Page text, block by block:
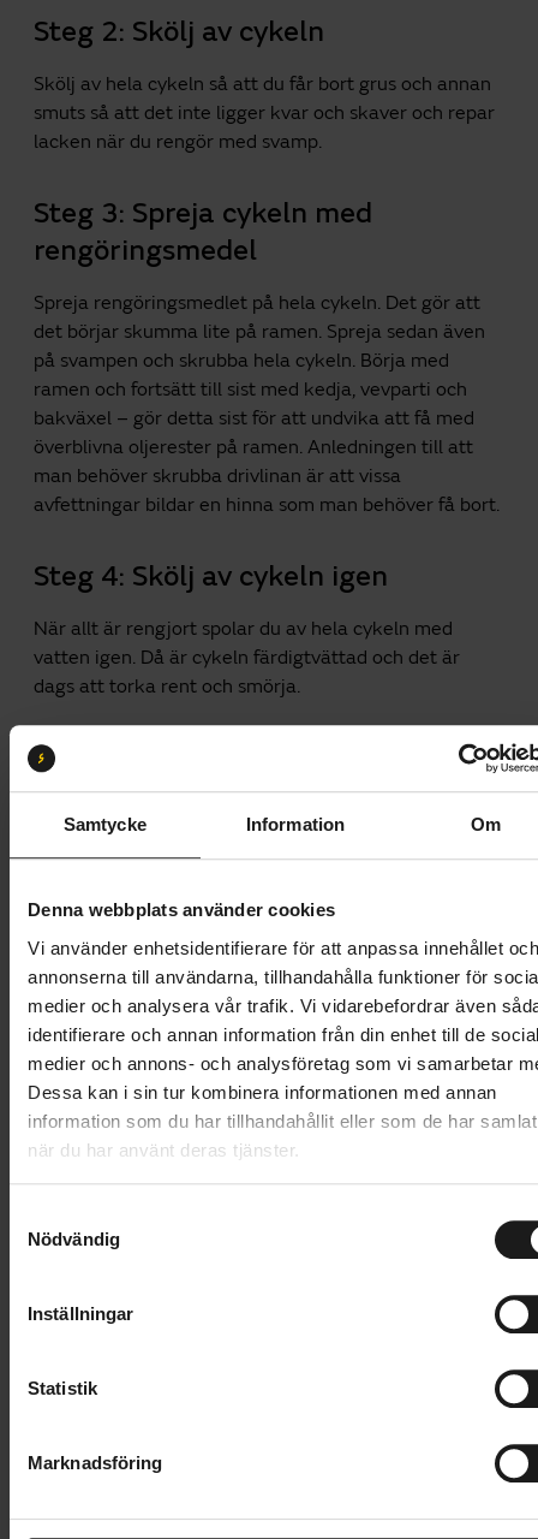
Samtycke Information Om
Denna webbplats använder cookies
Vi använder enhetsidentifierare för att anpassa innehållet och
annonserna till användarna, tillhandahålla funktioner för
medier och analysera vår trafik. Vi vidarebefordrar även
identifierare och annan information från din enhet till de
medier och annons- och analysföretag som vi samarbetar
Dessa kan i sin tur kombinera informationen med annan
information som du har tillhandahållit eller som de har
när du har använt deras tjänster.
Nödvändig
Inställningar
Statistik
Marknadsföring
Steg 2: Skölj av cykeln
Skölj av hela cykeln så att du får bort grus och annan
smuts så att det inte ligger kvar och skaver och repar
lacken när du rengör med svamp.
Steg 3: Spreja cykeln med
rengöringsmedel
Spreja rengöringsmedlet på hela cykeln. Det gör att
det börjar skumma lite på ramen. Spreja sedan även
på svampen och skrubba hela cykeln. Börja med
ramen och fortsätt till sist med kedja, vevparti och
bakväxel – gör detta sist för att undvika att få med
överblivna oljerester på ramen. Anledningen till att
man behöver skrubba drivlinan är att vissa
avfettningar bildar en hinna som man behöver få bort.
Steg 4: Skölj av cykeln igen
När allt är rengjort spolar du av hela cykeln med
vatten igen. Då är cykeln färdigtvättad och det är
dags att torka rent och smörja.
Steg 5: Torka cykeln
Var noga med att inte bara ställa undan cykeln efter
tvätten, utan se till att smörja kedjan för att undvika
att den rostar. Använd antingen en wet lube för blöta
förhållanden eller dry lube för torra förhållanden.
Kan man använda andra typer av
rengöring?
exempelvis från
vatten?
Det går bra att använda sig av vanlig vattenslang. Har
rörliga delar som hjullager, länkage, dämpare och